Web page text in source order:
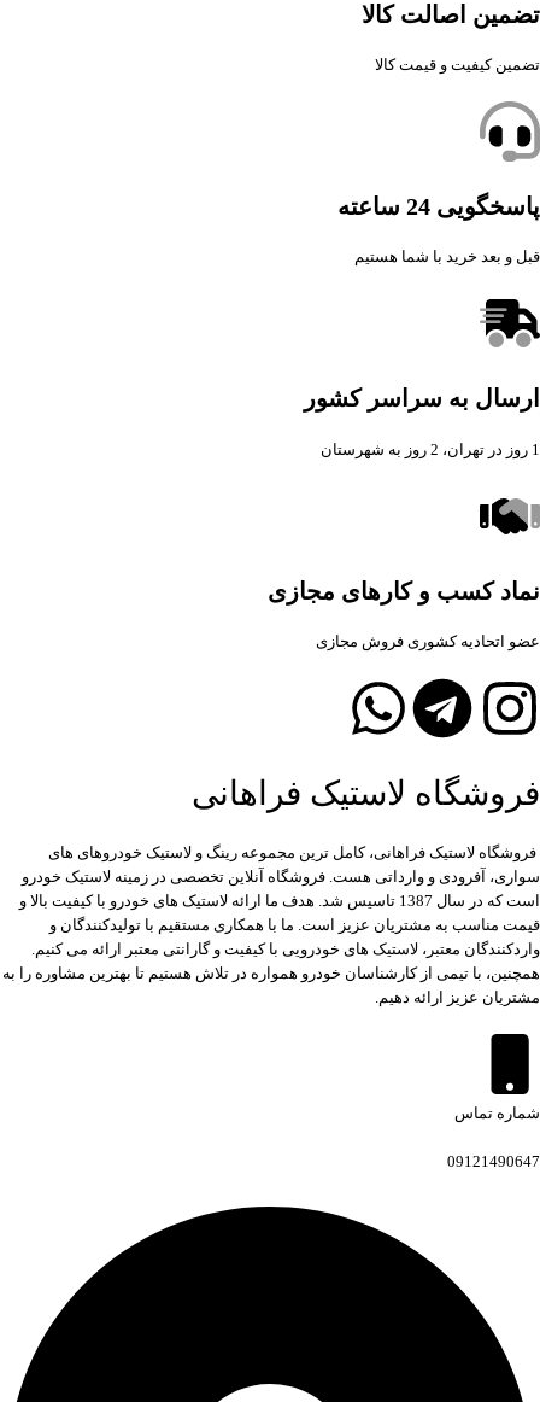
تضمین اصالت کالا
تضمین کیفیت و قیمت کالا
پاسخگویی 24 ساعته
قبل و بعد خرید با شما هستیم
ارسال به سراسر کشور
1 روز در تهران، 2 روز به شهرستان
نماد کسب و کارهای مجازی
عضو اتحادیه کشوری فروش مجازی
فروشگاه لاستیک فراهانی
فروشگاه لاستیک فراهانی، کامل ترین مجموعه رینگ و لاستیک خودروهای های
سواری، آفرودی و وارداتی هست. فروشگاه آنلاین تخصصی در زمینه لاستیک خودرو
است که در سال 1387 تاسیس شد. هدف ما ارائه لاستیک های خودرو با کیفیت بالا و
قیمت مناسب به مشتریان عزیز است. ما با همکاری مستقیم با تولیدکنندگان و
واردکنندگان معتبر، لاستیک های خودرویی با کیفیت و گارانتی معتبر ارائه می کنیم.
همچنین، با تیمی از کارشناسان خودرو همواره در تلاش هستیم تا بهترین مشاوره را به
مشتریان عزیز ارائه دهیم.
شماره تماس
09121490647